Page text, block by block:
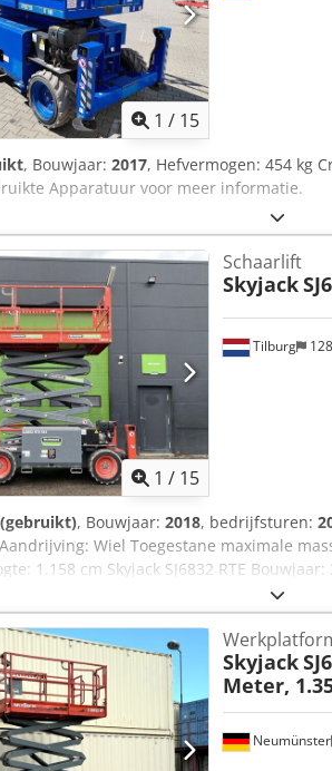
1 / 15
, Bouwjaar: 2017, Hefvermogen: 454 kg
Apparatuur voor meer informatie.
1 / 15
Tilburg
Schaarlift
Skyjack
, Bouwjaar: 2018, bedrijfsturen:
Wiel Toegestane maximale
1.158 cm Skyjack SJ6832 RTE
9,75 m Gewicht: 3.577 kg
4x4 Crsdpfx Aex Ttrgsphef CE-
in verhuur) Voor meer foto's en
Neumünster
Skyjack
Meter,